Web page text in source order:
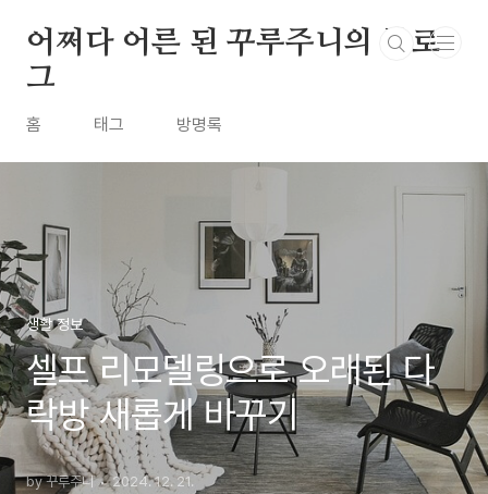
어쩌다 어른 된 꾸루주니의 블로
그
홈 태그 방명록
생활 정보
셀프 리모델링으로 오래된 다
락방 새롭게 바꾸기
by 꾸루주니 2024. 12. 21.